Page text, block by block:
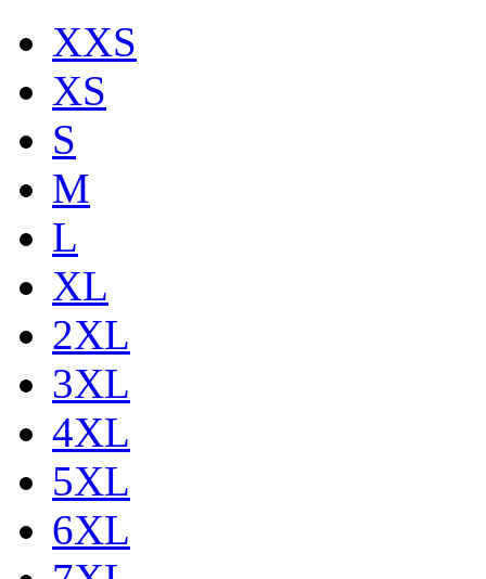
XXS
XS
S
M
L
XL
2XL
3XL
4XL
5XL
6XL